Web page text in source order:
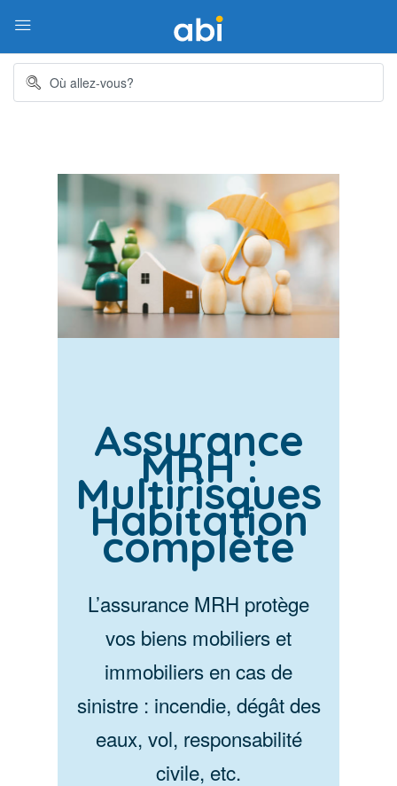
Assurance
MRH :
Multirisques
Habitation
complète
L’assurance MRH protège
vos biens mobiliers et
immobiliers en cas de
sinistre : incendie, dégât des
eaux, vol, responsabilité
civile, etc.